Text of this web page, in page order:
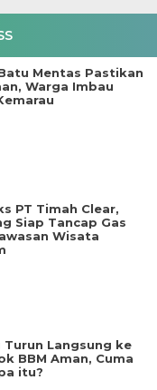
Mentas Pastikan
Warga Imbau
PT Timah Clear,
Siap Tancap Gas
Wisata
Langsung ke
BBM Aman, Cuma
itu?